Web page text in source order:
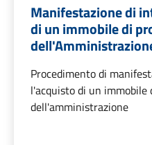
Manifestazione di
di un immobile di
Procedimento di
l'acquisto di un immobile
dell'amministrazione